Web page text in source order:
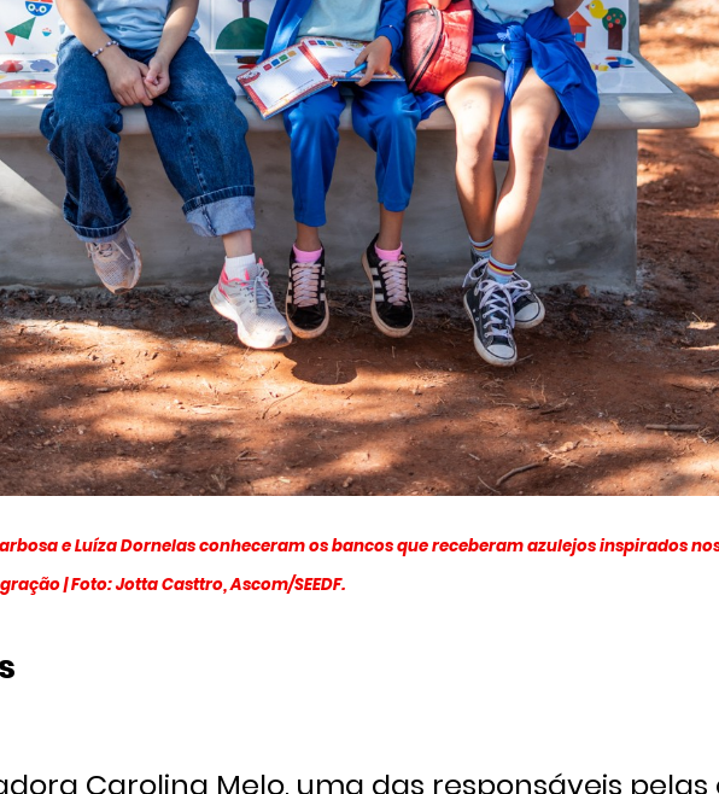
e Luíza Dornelas conheceram os bancos que receberam azulejos inspirados
| Foto: Jotta Casttro, Ascom/SEEDF.
Carolina Melo, uma das responsáveis pelas